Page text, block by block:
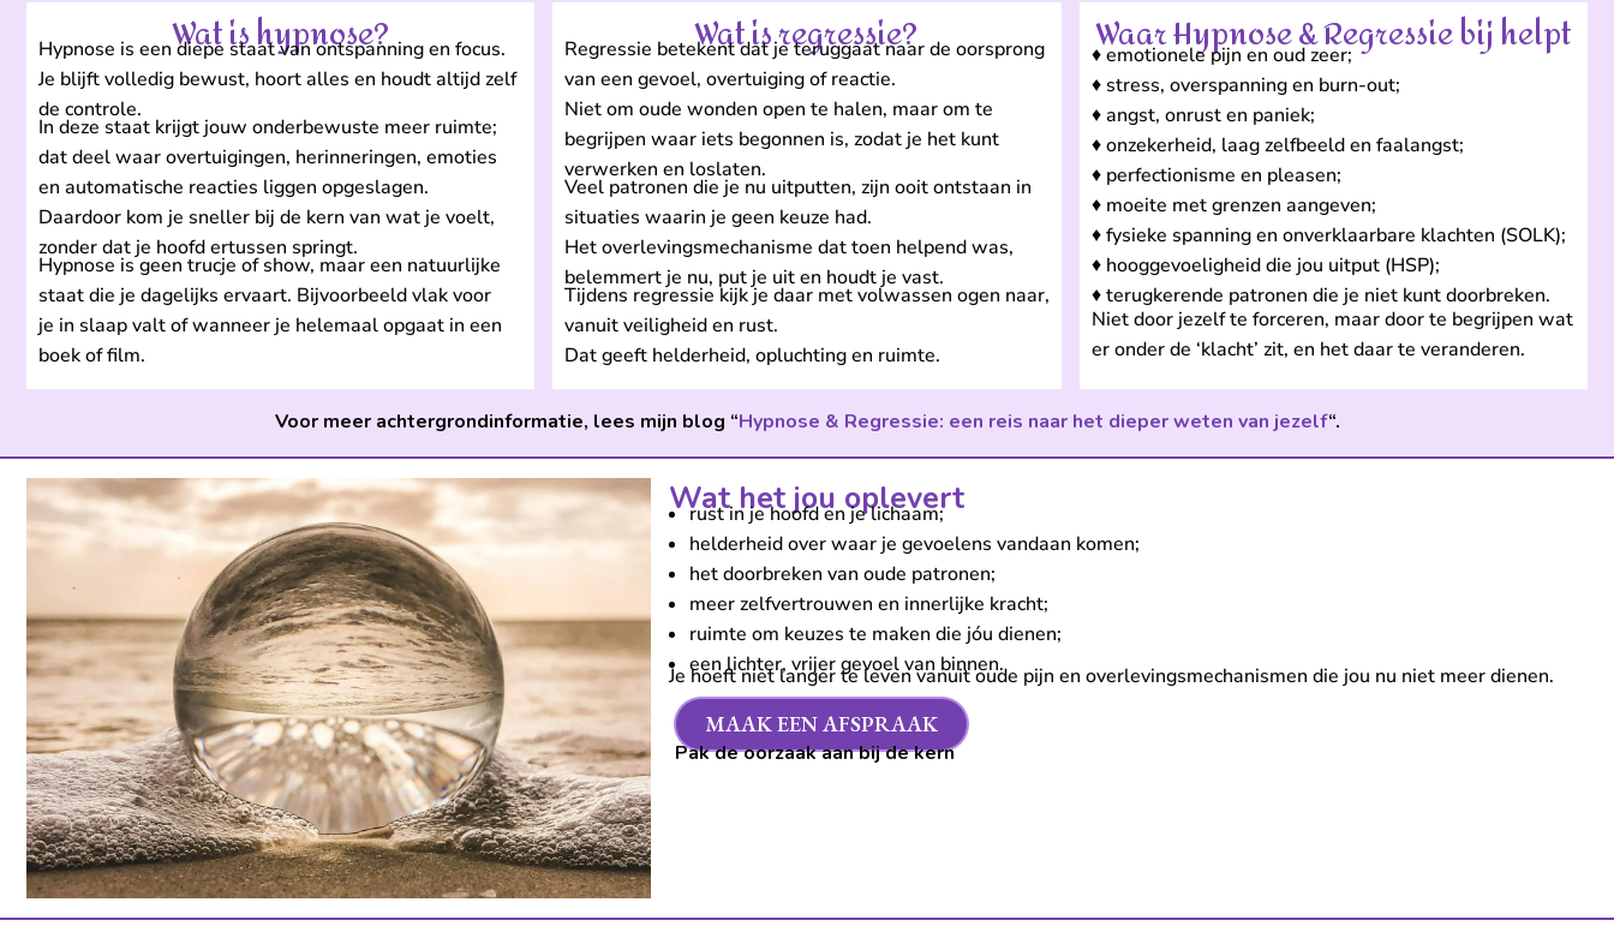
Wat is hypnose?
Hypnose is een diepe staat van ontspanning en focus.
Je blijft volledig bewust, hoort alles en houdt altijd zelf
de controle.
In deze staat krijgt jouw onderbewuste meer ruimte;
dat deel waar overtuigingen, herinneringen, emoties
en automatische reacties liggen opgeslagen.
Daardoor kom je sneller bij de kern van wat je voelt,
zonder dat je hoofd ertussen springt.
Hypnose is geen trucje of show, maar een natuurlijke
staat die je dagelijks ervaart. Bijvoorbeeld vlak voor
je in slaap valt of wanneer je helemaal opgaat in een
boek of film.
Wat is regressie?
Regressie betekent dat je teruggaat naar de oorsprong
van een gevoel, overtuiging of reactie.
Niet om oude wonden open te halen, maar om te
begrijpen waar iets begonnen is, zodat je het kunt
verwerken en loslaten.
Veel patronen die je nu uitputten, zijn ooit ontstaan in
situaties waarin je geen keuze had.
Het overlevingsmechanisme dat toen helpend was,
belemmert je nu, put je uit en houdt je vast.
Tijdens regressie kijk je daar met volwassen ogen naar,
vanuit veiligheid en rust.
Dat geeft helderheid, opluchting en ruimte.
Waar Hypnose & Regressie bij helpt
♦ emotionele pijn en oud zeer;
♦ stress, overspanning en burn-out;
♦ angst, onrust en paniek;
♦ onzekerheid, laag zelfbeeld en faalangst;
♦ perfectionisme en pleasen;
♦ moeite met grenzen aangeven;
♦ fysieke spanning en onverklaarbare klachten (SOLK);
♦ hooggevoeligheid die jou uitput (HSP);
♦ terugkerende patronen die je niet kunt doorbreken.
Niet door jezelf te forceren, maar door te begrijpen wat
er onder de ‘klacht’ zit, en het daar te veranderen.
Voor meer achtergrondinformatie, lees mijn blog “Hypnose & Regressie: een reis naar het dieper weten van jezelf“.
Wat het jou oplevert
rust in je hoofd en je lichaam;
helderheid over waar je gevoelens vandaan komen;
het doorbreken van oude patronen;
meer zelfvertrouwen en innerlijke kracht;
ruimte om keuzes te maken die jóu dienen;
een lichter, vrijer gevoel van binnen.
Je hoeft niet langer te leven vanuit oude pijn en overlevingsmechanismen die jou nu niet meer dienen.
MAAK EEN AFSPRAAK
Pak de oorzaak aan bij de kern